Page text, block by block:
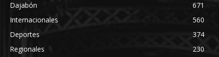
Dajabón
671
Internacionales
560
Deportes
374
Regionales
230